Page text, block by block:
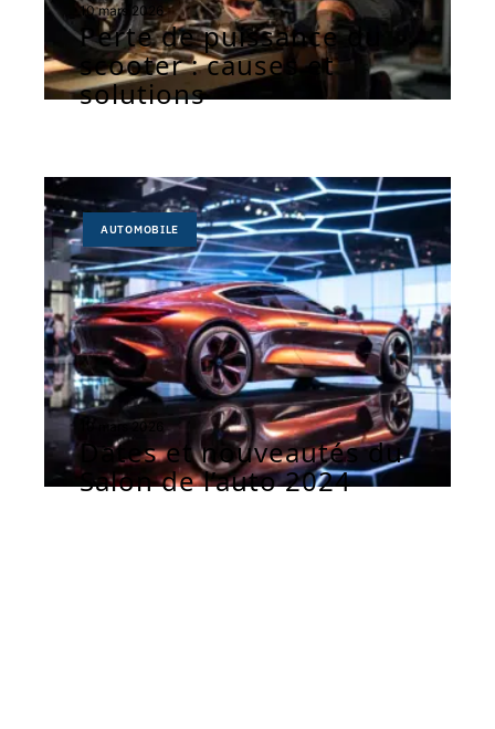
10 mars 2026
Perte de puissance du
scooter : causes et
solutions
AUTOMOBILE
10 mars 2026
Dates et nouveautés du
Salon de l’auto 2024